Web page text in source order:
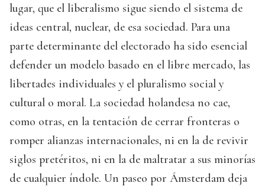
lugar, que el liberalismo sigue siendo el sistema de
ideas central, nuclear, de esa sociedad. Para una
parte determinante del electorado ha sido esencial
defender un modelo basado en el libre mercado, las
libertades individuales y el pluralismo social y
cultural o moral. La sociedad holandesa no cae,
como otras, en la tentación de cerrar fronteras o
romper alianzas internacionales, ni en la de revivir
siglos pretéritos, ni en la de maltratar a sus minorías
de cualquier índole. Un paseo por Ámsterdam deja